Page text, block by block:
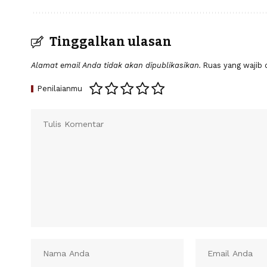
Tinggalkan ulasan
Alamat email Anda tidak akan dipublikasikan. Ruas yang wajib
Penilaianmu